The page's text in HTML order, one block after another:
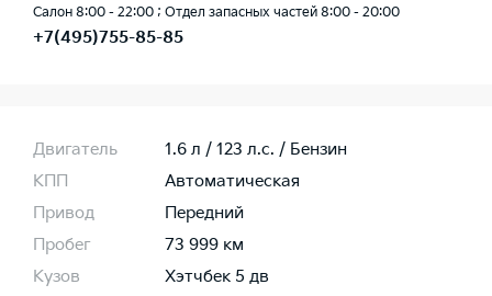
Салон 8:00 - 22:00 ; Отдел запасных частей 8:00 - 20:00
+7(495)755-85-85
Двигатель
1.6 л / 123 л.c. / Бензин
КПП
Автоматическая
Привод
Передний
Пробег
73 999 км
Кузов
Хэтчбек 5 дв